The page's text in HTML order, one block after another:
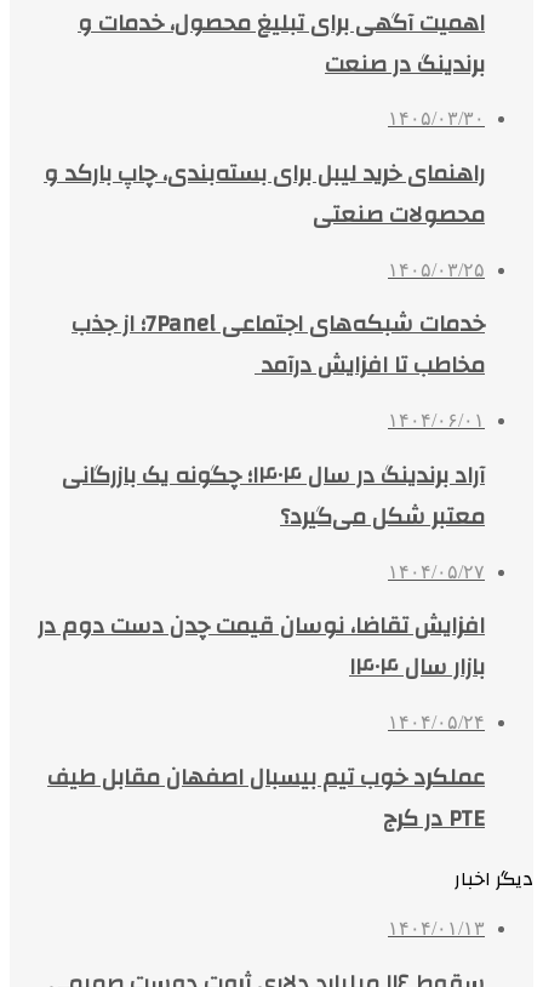
اهمیت آگهی برای تبلیغ محصول، خدمات و
برندینگ در صنعت
۱۴۰۵/۰۳/۳۰
راهنمای خرید لیبل برای بسته‌بندی، چاپ بارکد و
محصولات صنعتی
۱۴۰۵/۰۳/۲۵
خدمات شبکه‌های اجتماعی 7Panel؛ از جذب
مخاطب تا افزایش درآمد
۱۴۰۴/۰۶/۰۱
آراد برندینگ در سال ۱۴۰۴؛ چگونه یک بازرگانی
معتبر شکل می‌گیرد؟
۱۴۰۴/۰۵/۲۷
افزایش تقاضا، نوسان قیمت چدن دست دوم در
بازار سال ۱۴۰۴
۱۴۰۴/۰۵/۲۴
عملکرد خوب تیم بیسبال اصفهان مقابل طیف
PTE در کرج
دیگر اخبار
۱۴۰۴/۰۱/۱۳